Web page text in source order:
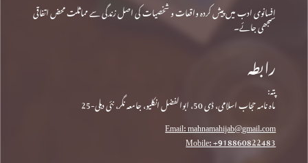
افسانوی ادب میں پیش کردہ واقعات و شخصیات کی اصل زندگی سے مماثلت محض اتفاقی
سمجھی جائے۔
رابطہ
پتہ:
ماہ نامہ حجاب اسلامی، ڈی 50، ابوالفضل انکلیو، جامعہ نگر، نئی دہلی-25
Email: mahnamahijab@gmail.com
Mobile: +918860822483